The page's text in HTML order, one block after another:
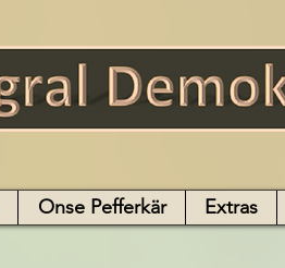
Onse Pefferkär Extras